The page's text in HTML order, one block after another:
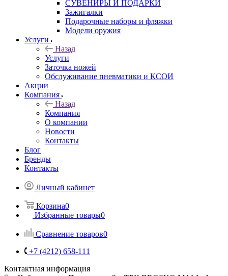
СУВЕНИРЫ И ПОДАРКИ
Зажигалки
Подарочные наборы и фляжки
Модели оружия
Услуги
Назад
Услуги
Заточка ножей
Обслуживание пневматики и КСОИ
Акции
Компания
Назад
Компания
О компании
Новости
Контакты
Блог
Бренды
Контакты
Личный кабинет
Корзина0
Избранные товары0
Сравнение товаров0
+7 (4212) 658-111
Контактная информация